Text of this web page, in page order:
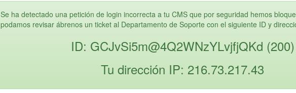
Se ha detectado una petición de login incorrecta a tu CMS que por seguridad hemos
podamos revisar ábrenos un ticket al Departamento de Soporte con el siguiente ID y
ID: GCJvSi5m@4Q2WNzYLvjfjQKd (200)
Tu dirección IP: 216.73.217.43